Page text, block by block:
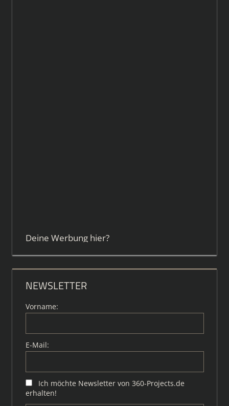
Deine Werbung hier?
NEWSLETTER
Vorname:
E-Mail:
Ich möchte Newsletter von 360-Projects.de
erhalten!